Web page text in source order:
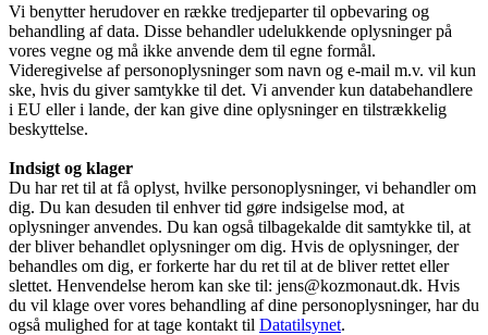
Vi benytter herudover en række tredjeparter til opbevaring og
behandling af data. Disse behandler udelukkende oplysninger på
vores vegne og må ikke anvende dem til egne formål.
Videregivelse af personoplysninger som navn og e-mail m.v. vil kun
ske, hvis du giver samtykke til det. Vi anvender kun databehandlere
i EU eller i lande, der kan give dine oplysninger en tilstrækkelig
beskyttelse.
Indsigt og klager
Du har ret til at få oplyst, hvilke personoplysninger, vi behandler om
dig. Du kan desuden til enhver tid gøre indsigelse mod, at
oplysninger anvendes. Du kan også tilbagekalde dit samtykke til, at
der bliver behandlet oplysninger om dig. Hvis de oplysninger, der
behandles om dig, er forkerte har du ret til at de bliver rettet eller
slettet. Henvendelse herom kan ske til: jens@kozmonaut.dk. Hvis
du vil klage over vores behandling af dine personoplysninger, har du
også mulighed for at tage kontakt til Datatilsynet.